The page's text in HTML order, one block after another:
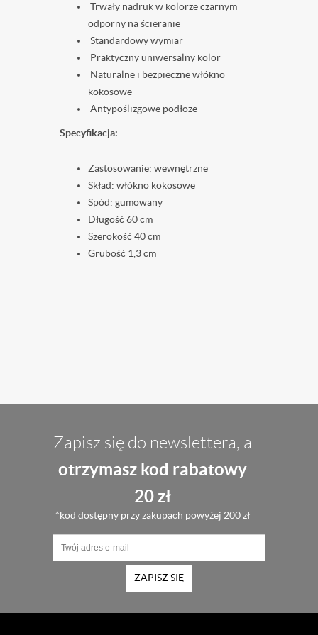
Trwały nadruk w kolorze czarnym
odporny na ścieranie
Standardowy wymiar
Praktyczny uniwersalny kolor
Naturalne i bezpieczne włókno
kokosowe
Antypoślizgowe podłoże
Specyfikacja:
Zastosowanie: wewnętrzne
Skład: włókno kokosowe
Spód: gumowany
Długość 60 cm
Szerokość 40 cm
Grubość 1,3 cm
Zapisz się do newslettera, a
otrzymasz kod rabatowy
20 zł
*kod dostępny przy zakupach powyżej 200 zł
ZAPISZ SIĘ